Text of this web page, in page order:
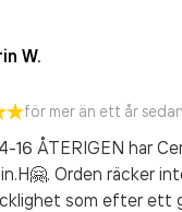
W.
för mer än ett år sedan
16 ÅTERIGEN har
Orden räcker
som efter ett